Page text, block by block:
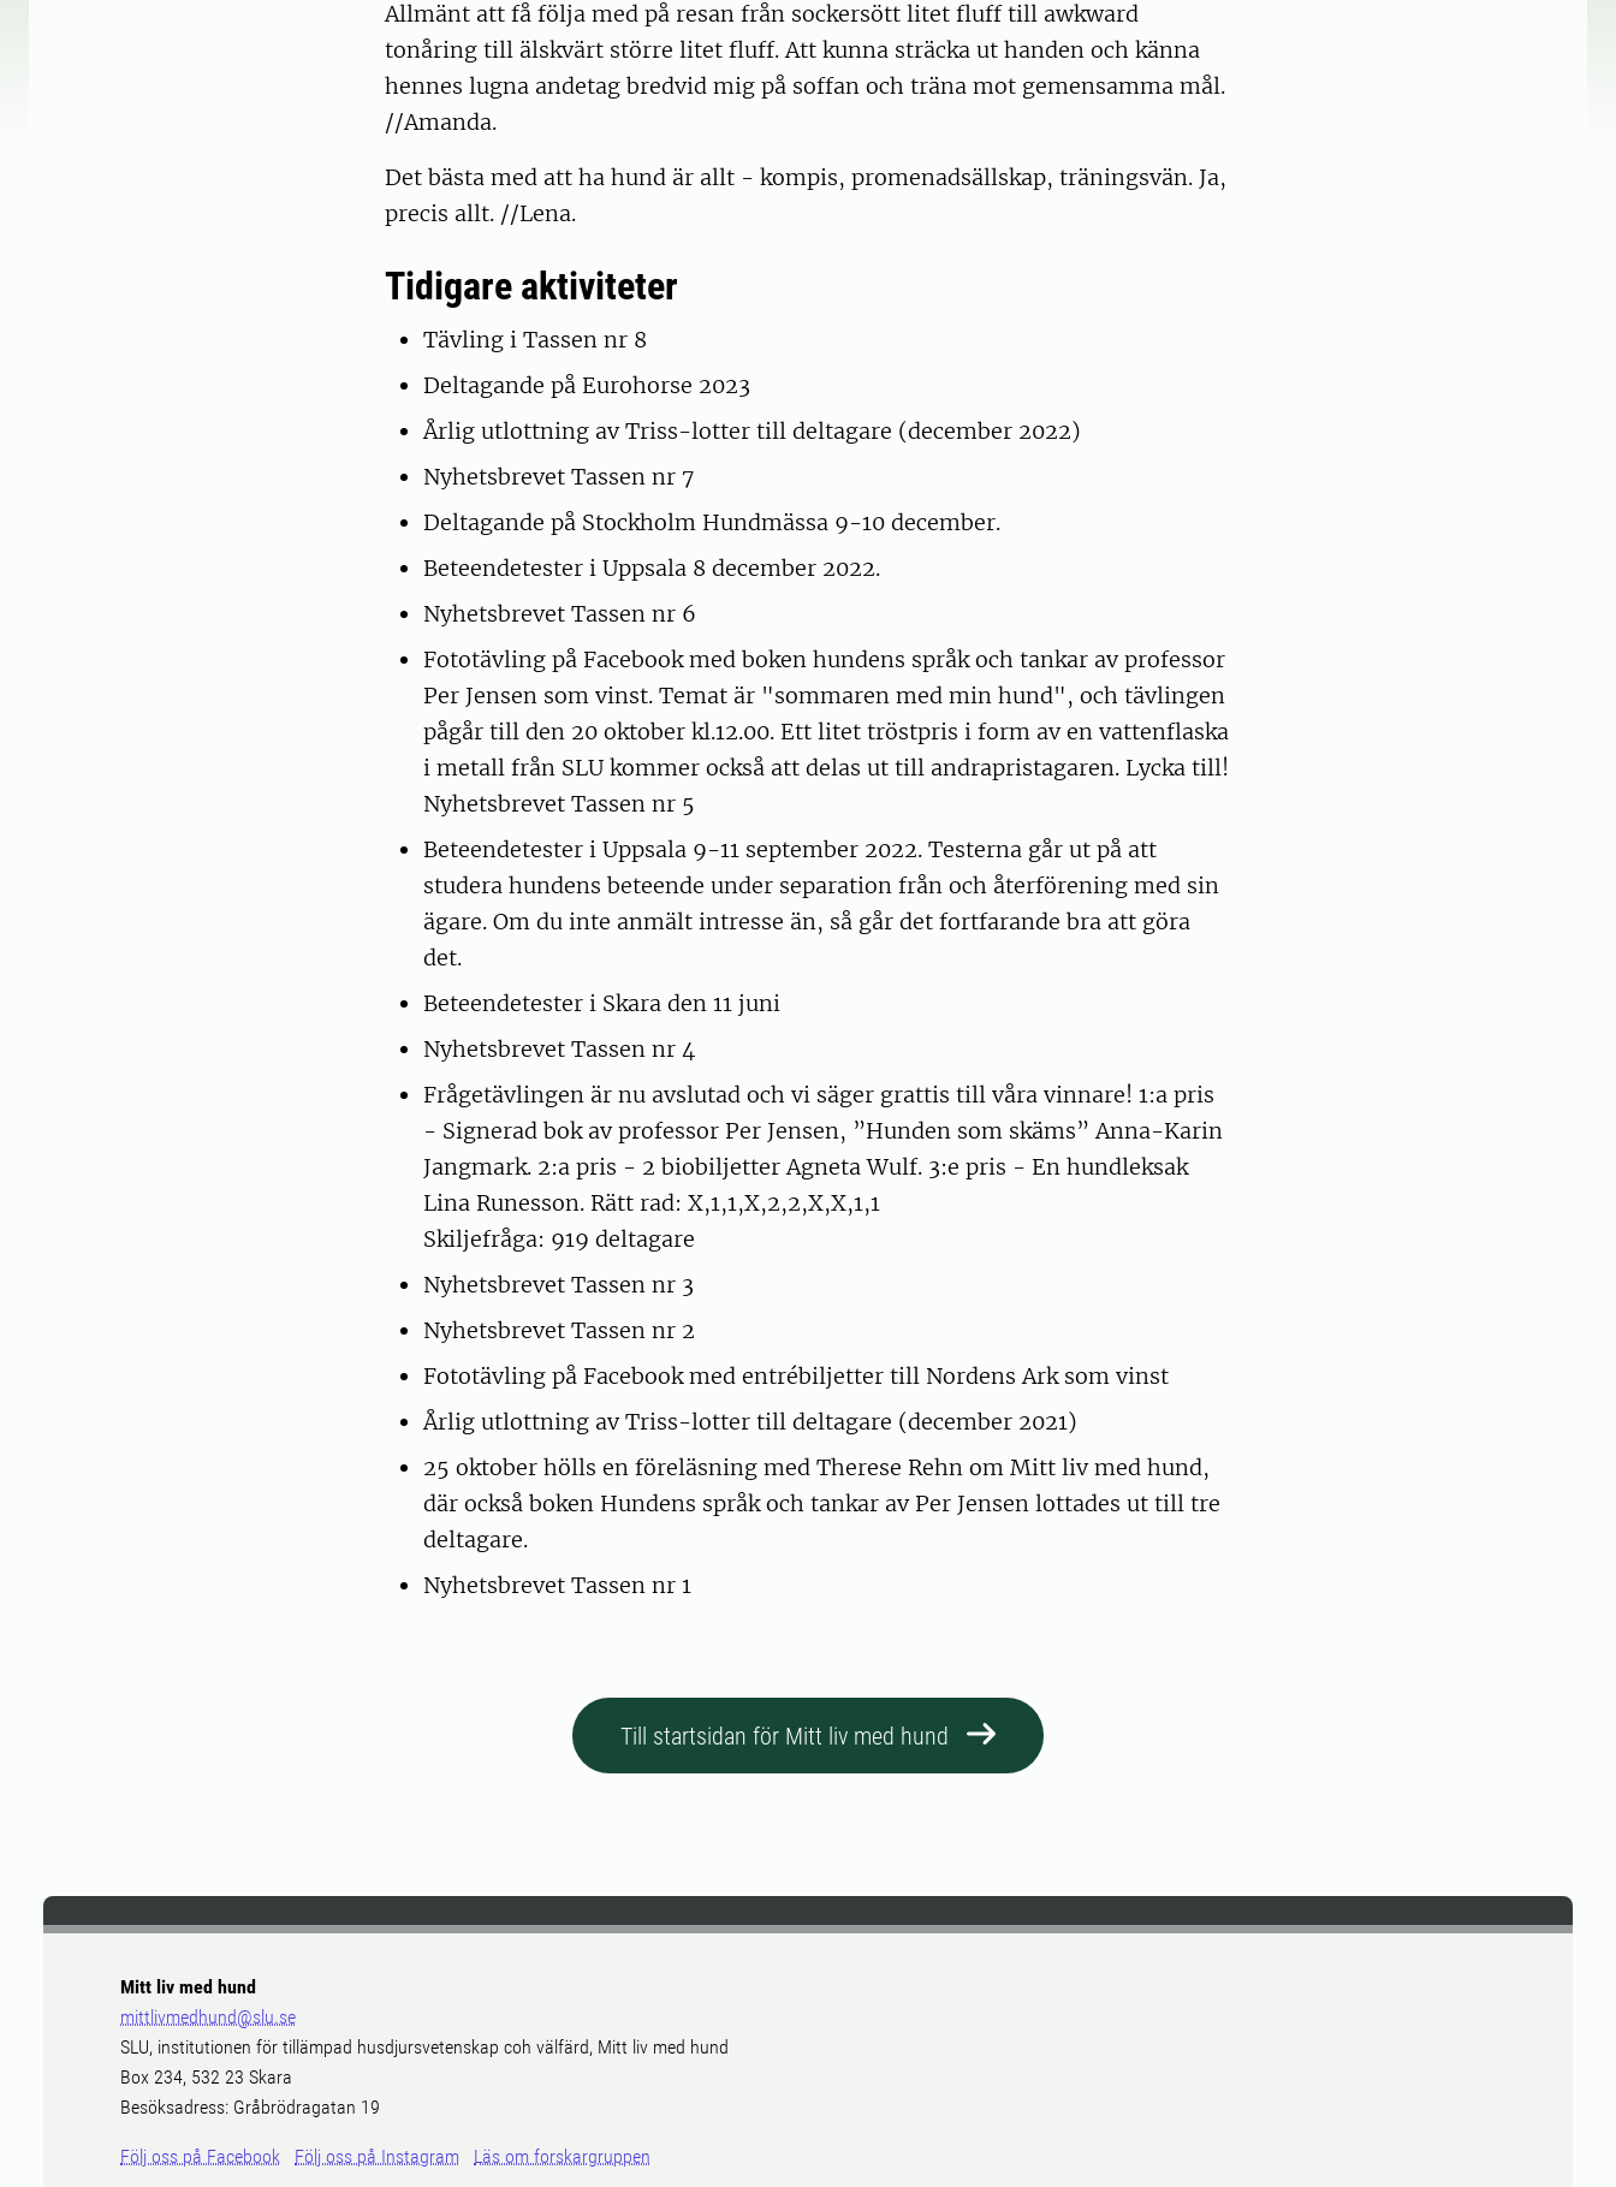
Allmänt att få följa med på resan från sockersött litet fluff till awkward
tonåring till älskvärt större litet fluff. Att kunna sträcka ut handen och känna
hennes lugna andetag bredvid mig på soffan och träna mot gemensamma mål.
//Amanda.
Det bästa med att ha hund är allt - kompis, promenadsällskap, träningsvän. Ja,
precis allt. //Lena.
Tidigare aktiviteter
Tävling i Tassen nr 8
Deltagande på Eurohorse 2023
Årlig utlottning av Triss-lotter till deltagare (december 2022)
Nyhetsbrevet Tassen nr 7
Deltagande på Stockholm Hundmässa 9-10 december.
Beteendetester i Uppsala 8 december 2022.
Nyhetsbrevet Tassen nr 6
Fototävling på Facebook med boken hundens språk och tankar av professor
Per Jensen som vinst. Temat är "sommaren med min hund", och tävlingen
pågår till den 20 oktober kl.12.00. Ett litet tröstpris i form av en vattenflaska
i metall från SLU kommer också att delas ut till andrapristagaren. Lycka till!
Nyhetsbrevet Tassen nr 5
Beteendetester i Uppsala 9-11 september 2022. Testerna går ut på att
studera hundens beteende under separation från och återförening med sin
ägare. Om du inte anmält intresse än, så går det fortfarande bra att göra
det.
Beteendetester i Skara den 11 juni
Nyhetsbrevet Tassen nr 4
Frågetävlingen är nu avslutad och vi säger grattis till våra vinnare! 1:a pris
- Signerad bok av professor Per Jensen, ”Hunden som skäms” Anna-Karin
Jangmark. 2:a pris - 2 biobiljetter Agneta Wulf. 3:e pris - En hundleksak
Lina Runesson. Rätt rad: X,1,1,X,2,2,X,X,1,1
Skiljefråga: 919 deltagare
Nyhetsbrevet Tassen nr 3
Nyhetsbrevet Tassen nr 2
Fototävling på Facebook med entrébiljetter till Nordens Ark som vinst
Årlig utlottning av Triss-lotter till deltagare (december 2021)
25 oktober hölls en föreläsning med Therese Rehn om Mitt liv med hund,
där också boken Hundens språk och tankar av Per Jensen lottades ut till tre
deltagare.
Nyhetsbrevet Tassen nr 1
Till startsidan för Mitt liv med hund
Mitt liv med hund
mittlivmedhund@slu.se
SLU, institutionen för tillämpad husdjursvetenskap coh välfärd, Mitt liv med hund
Box 234, 532 23 Skara
Besöksadress: Gråbrödragatan 19
Följ oss på Facebook Följ oss på Instagram Läs om forskargruppen